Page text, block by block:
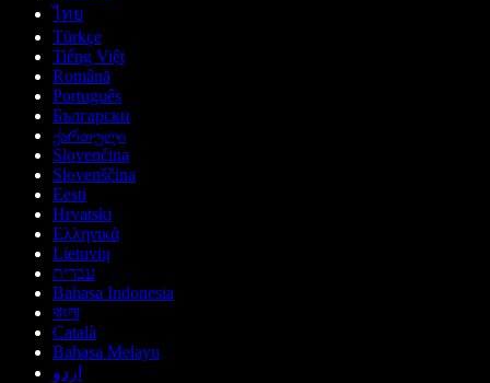
ไทย
Türkçe
Tiếng Việt
Română
Português
Български
ქართული
Slovenčina
Slovenščina
Eesti
Hrvatski
Ελληνικά
Lietuvių
עברית
Bahasa Indonesia
বাংলা
Català
Bahasa Melayu
اردو